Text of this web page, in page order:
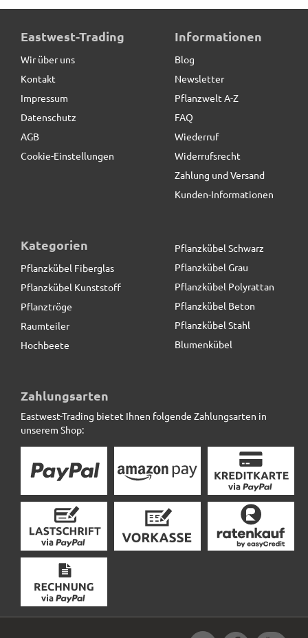
Eastwest-Trading
Wir über uns
Kontakt
Impressum
Datenschutz
AGB
Cookie-Einstellungen
Informationen
Blog
Newsletter
Pflanzwelt A-Z
FAQ
Wiederruf
Widerrufsrecht
Zahlung und Versand
Kunden-Informationen
Kategorien
Pflanzkübel Fiberglas
Pflanzkübel Kunststoff
Pflanztröge
Raumteiler
Hochbeete
Pflanzkübel Schwarz
Pflanzkübel Grau
Pflanzkübel Polyrattan
Pflanzkübel Beton
Pflanzkübel Stahl
Blumenkübel
Zahlungsarten
Eastwest-Trading bietet Ihnen folgende Zahlungsarten in
unserem Shop: